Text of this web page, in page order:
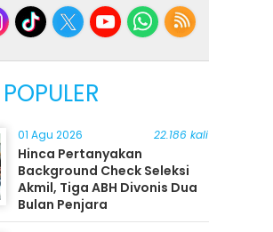
POPULER
01 Agu 2026 22.186 kali
Hinca Pertanyakan
Background Check Seleksi
Akmil, Tiga ABH Divonis Dua
Bulan Penjara